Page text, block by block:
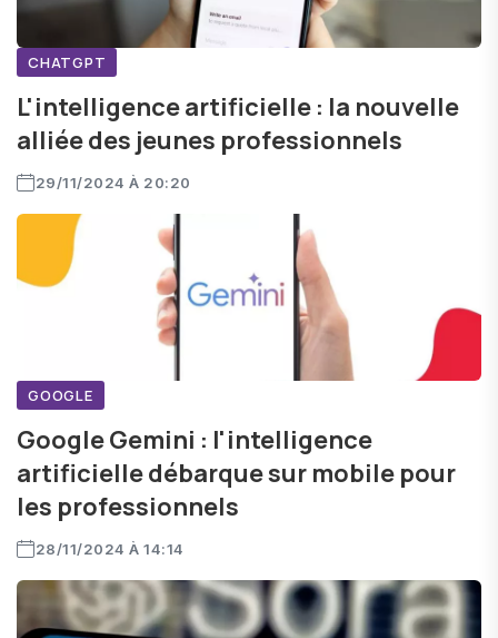
CHATGPT
L'intelligence artificielle : la nouvelle
alliée des jeunes professionnels
29/11/2024 À 20:20
GOOGLE
Google Gemini : l'intelligence
artificielle débarque sur mobile pour
les professionnels
28/11/2024 À 14:14